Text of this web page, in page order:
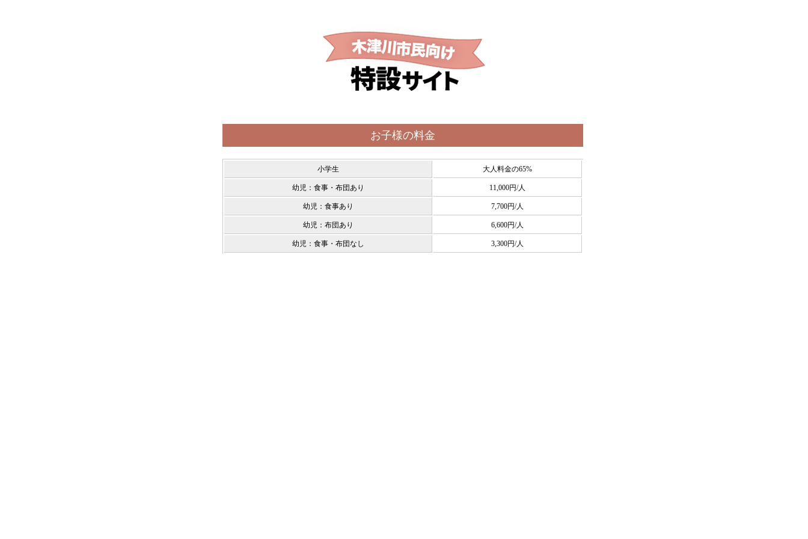
お子様の料金
小学生 大人料金の65%
幼児：食事・布団あり 11,000円/人
幼児：食事あり 7,700円/人
幼児：布団あり 6,600円/人
幼児：食事・布団なし 3,300円/人